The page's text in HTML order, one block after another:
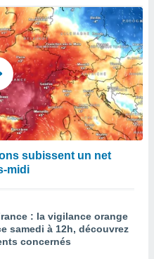
subissent un net
midi
: la vigilance orange
samedi à 12h, découvrez
concernés